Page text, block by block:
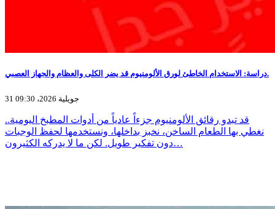
دراسة: الاستخدام الخاطئ لورق الألومنيوم قد يضر الكلى والعظام والجهاز العصبي.
31 جويلية 2026، 09:30
قد تبدو رقائق الألومنيوم جزءاً عادياً من أدوات المطبخ اليومية..
نغطي بها الطعام الساخن، نخبز بداخلها، ونستخدمها لحفظ الوجبات
دون تفكير طويل. لكن ما لا يدركه الكثيرون…